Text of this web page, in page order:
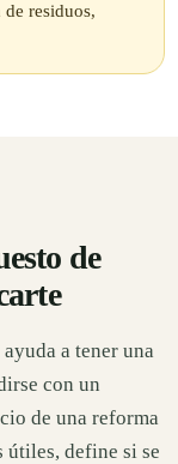
residuos,
de
a tener una
con un
de una reforma
útiles, define si se